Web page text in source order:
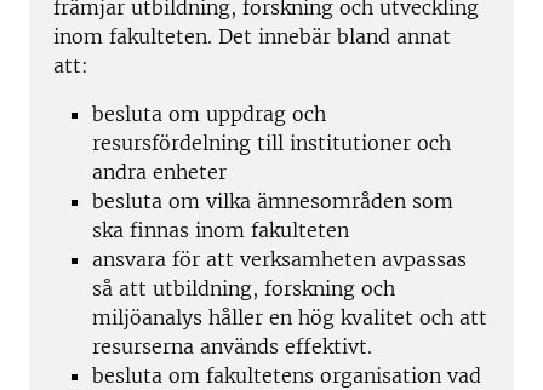
främjar utbildning, forskning och utveckling
inom fakulteten. Det innebär bland annat
att:
besluta om uppdrag och
resursfördelning till institutioner och
andra enheter
besluta om vilka ämnesområden som
ska finnas inom fakulteten
ansvara för att verksamheten avpassas
så att utbildning, forskning och
miljöanalys håller en hög kvalitet och att
resurserna används effektivt.
besluta om fakultetens organisation vad